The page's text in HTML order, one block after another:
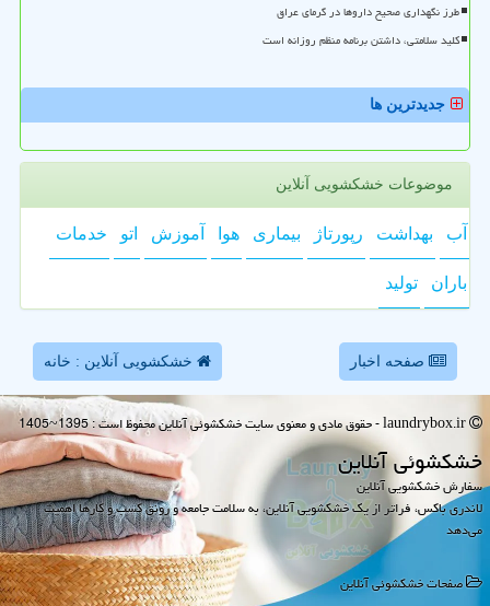
طرز نگهداری صحیح داروها در گرمای عراق
کلید سلامتی، داشتن برنامه منظم روزانه است
جدیدترین ها
موضوعات خشکشویی آنلاین
آب بهداشت رپورتاژ بیماری هوا آموزش اتو خدمات
باران تولید
صفحه اخبار خشکشویی آنلاین : خانه
خشكشوئی آنلاین
سفارش خشکشویی آنلاین
لاندری باکس، فراتر از یک خشکشویی آنلاین، به سلامت جامعه و رونق کسب و کارها اهمیت
می‌دهد
صفحات خشكشوئی آنلاین